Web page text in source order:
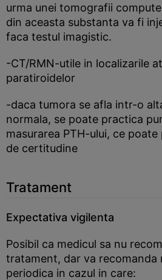
urma unei tomografii
din aceasta substanta va fi
faca testul imagistic.
-CT/RMN-utile in localizarile
paratiroidelor
-daca tumora se afla intr-o
normala, se poate practica
masurarea PTH-ului, ce
de certitudine
Tratament
Expectativa vigilenta
Posibil ca medicul sa nu
tratament, dar va recomanda
periodica in cazul in care: